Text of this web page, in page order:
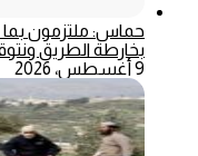
حماس: ملتزمون بما
بخارطة الطريق
9 أغسطس، 2026